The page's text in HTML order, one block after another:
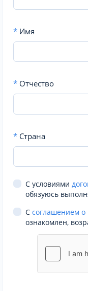
* Имя
* Отчество
* Страна
С условиями
обязуюсь
С соглашением
ознакомлен,